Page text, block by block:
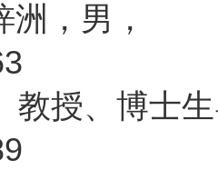
洲，男，
教授、博士